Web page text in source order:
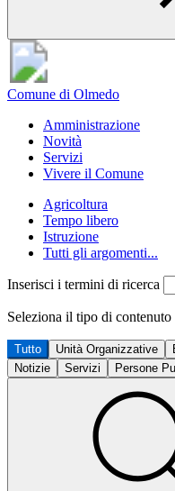
Comune di Olmedo
Amministrazione
Novità
Servizi
Vivere il Comune
Agricoltura
Tempo libero
Istruzione
Tutti gli argomenti...
Inserisci i termini di ricerca
Seleziona il tipo di contenuto
Tutto Unità Organizzative
Notizie
Servizi Persone